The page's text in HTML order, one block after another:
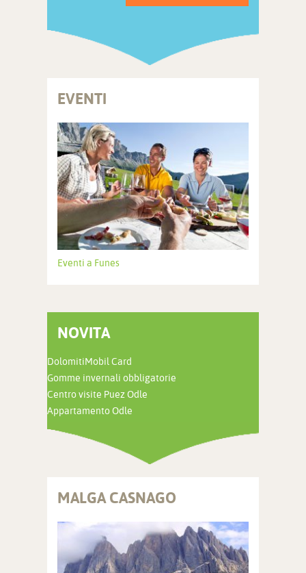
EVENTI
Eventi a Funes
NOVITA
DolomitiMobil Card
Gomme invernali obbligatorie
Centro visite Puez Odle
Appartamento Odle
MALGA CASNAGO